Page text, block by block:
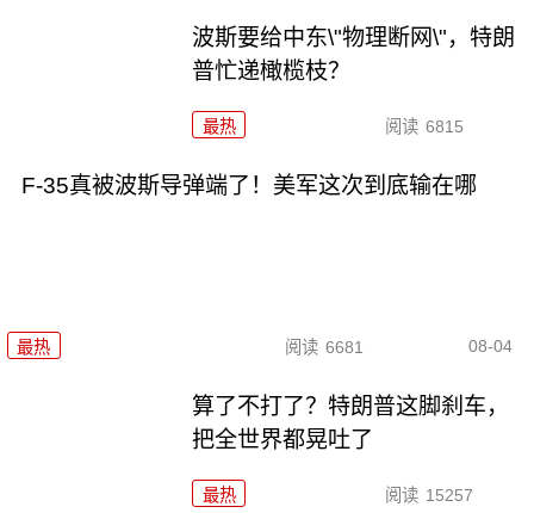
波斯要给中东\"物理断网\"，特朗
普忙递橄榄枝？
最热 阅读 6815
F-35真被波斯导弹端了！美军这次到底输在哪
最热 阅读 6681 08-04
算了不打了？特朗普这脚刹车，
把全世界都晃吐了
最热 阅读 15257